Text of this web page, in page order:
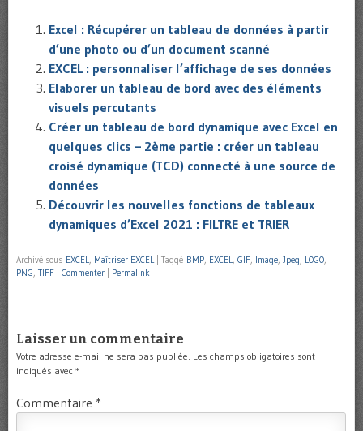
Excel : Récupérer un tableau de données à partir
d’une photo ou d’un document scanné
EXCEL : personnaliser l’affichage de ses données
Elaborer un tableau de bord avec des éléments
visuels percutants
Créer un tableau de bord dynamique avec Excel en
quelques clics – 2ème partie : créer un tableau
croisé dynamique (TCD) connecté à une source de
données
Découvrir les nouvelles fonctions de tableaux
dynamiques d’Excel 2021 : FILTRE et TRIER
Archivé sous EXCEL, Maîtriser EXCEL Taggé BMP, EXCEL, GIF, Image, Jpeg, LOGO,
PNG, TIFF Commenter Permalink
Laisser un commentaire
Votre adresse e-mail ne sera pas publiée. Les champs obligatoires sont
indiqués avec *
Commentaire *